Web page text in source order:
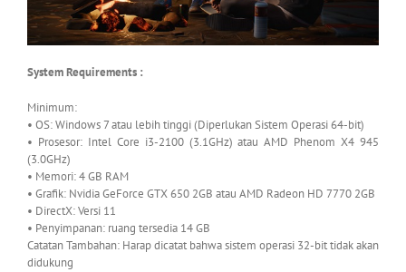
System Requirements :
Minimum:
• OS: Windows 7 atau lebih tinggi (Diperlukan Sistem Operasi 64-bit)
• Prosesor: Intel Core i3-2100 (3.1GHz) atau AMD Phenom X4 945
(3.0GHz)
• Memori: 4 GB RAM
• Grafik: Nvidia GeForce GTX 650 2GB atau AMD Radeon HD 7770 2GB
• DirectX: Versi 11
• Penyimpanan: ruang tersedia 14 GB
Catatan Tambahan: Harap dicatat bahwa sistem operasi 32-bit tidak akan
didukung